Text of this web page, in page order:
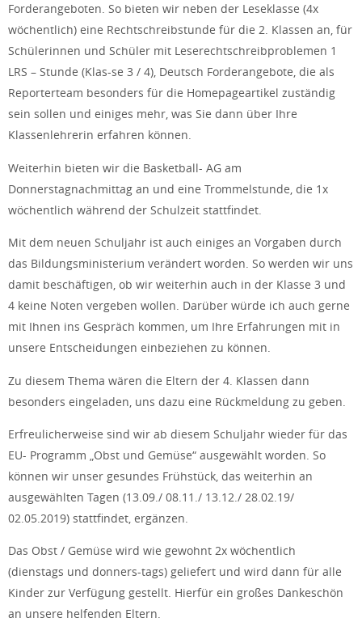
Forderangeboten. So bieten wir neben der Leseklasse (4x
wöchentlich) eine Rechtschreibstunde für die 2. Klassen an, für
Schülerinnen und Schüler mit Leserechtschreibproblemen 1
LRS – Stunde (Klas-se 3 / 4), Deutsch Forderangebote, die als
Reporterteam besonders für die Homepageartikel zuständig
sein sollen und einiges mehr, was Sie dann über Ihre
Klassenlehrerin erfahren können.
Weiterhin bieten wir die Basketball- AG am
Donnerstagnachmittag an und eine Trommelstunde, die 1x
wöchentlich während der Schulzeit stattfindet.
Mit dem neuen Schuljahr ist auch einiges an Vorgaben durch
das Bildungsministerium verändert worden. So werden wir uns
damit beschäftigen, ob wir weiterhin auch in der Klasse 3 und
4 keine Noten vergeben wollen. Darüber würde ich auch gerne
mit Ihnen ins Gespräch kommen, um Ihre Erfahrungen mit in
unsere Entscheidungen einbeziehen zu können.
Zu diesem Thema wären die Eltern der 4. Klassen dann
besonders eingeladen, uns dazu eine Rückmeldung zu geben.
Erfreulicherweise sind wir ab diesem Schuljahr wieder für das
EU- Programm „Obst und Gemüse“ ausgewählt worden. So
können wir unser gesundes Frühstück, das weiterhin an
ausgewählten Tagen (13.09./ 08.11./ 13.12./ 28.02.19/
02.05.2019) stattfindet, ergänzen.
Das Obst / Gemüse wird wie gewohnt 2x wöchentlich
(dienstags und donners-tags) geliefert und wird dann für alle
Kinder zur Verfügung gestellt. Hierfür ein großes Dankeschön
an unsere helfenden Eltern.